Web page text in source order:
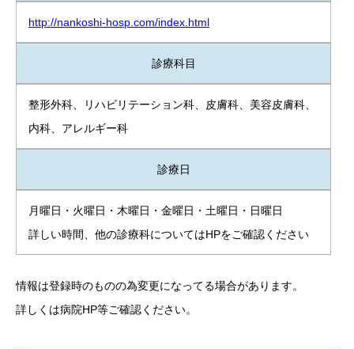
http://nankoshi-hosp.com/index.html
診療科目
整形外科、リハビリテーション科、皮膚科、美容皮膚科、
内科、アレルギー科
診療日
月曜日・火曜日・木曜日・金曜日・土曜日・日曜日
詳しい時間、他の診療科についてはHPをご確認ください
情報は登録時のものの為変更になってる場合があります。
詳しくは病院HP等ご確認ください。